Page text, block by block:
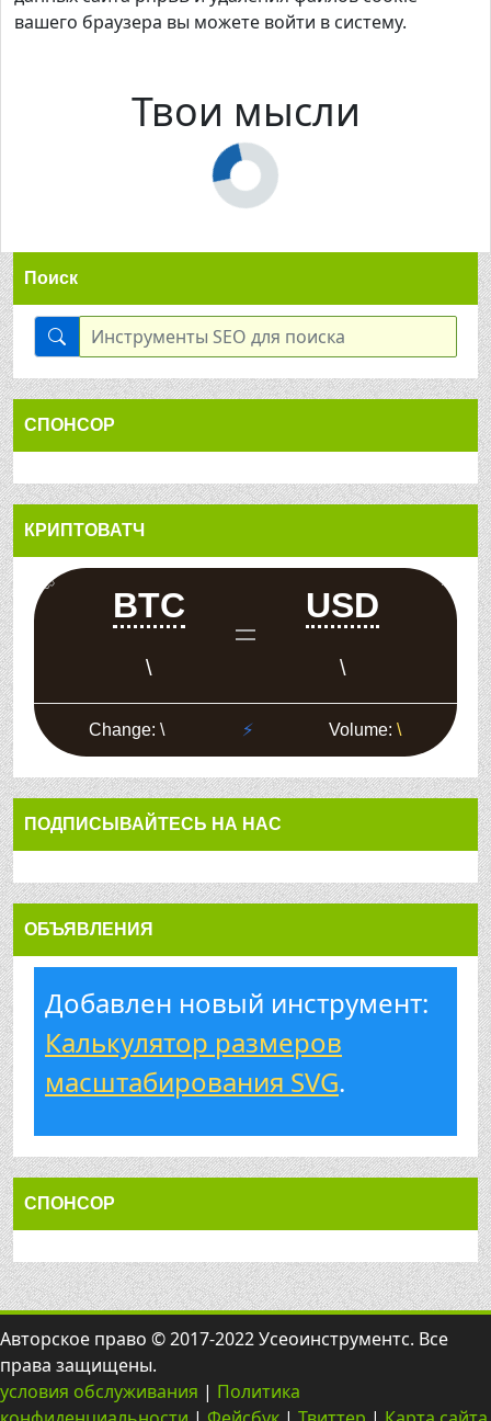
вашего браузера вы можете войти в систему.
Твои мысли
Поиск
СПОНСОР
КРИПТОВАТЧ
ПОДПИСЫВАЙТЕСЬ НА НАС
ОБЪЯВЛЕНИЯ
Добавлен новый инструмент:
Калькулятор размеров
масштабирования SVG.
СПОНСОР
Авторское право © 2017-2022 Усеоинструментс. Все
права защищены.
условия обслуживания | Политика